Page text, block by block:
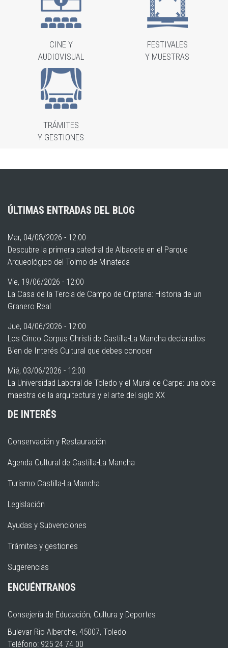
CINE Y
AUDIOVISUAL
FESTIVALES
Y MUESTRAS
TRÁMITES
Y GESTIONES
ÚLTIMAS ENTRADAS DEL BLOG
Mar, 04/08/2026 - 12:00
Descubre la primera catedral de Albacete en el Parque
Arqueológico del Tolmo de Minateda
Vie, 19/06/2026 - 12:00
La Casa de la Tercia de Campo de Criptana: Historia de un
Granero Real
Jue, 04/06/2026 - 12:00
Los Cinco Corpus Christi de Castilla-La Mancha declarados
Bien de Interés Cultural que debes conocer
Mié, 03/06/2026 - 12:00
La Universidad Laboral de Toledo y el Mural de Carpe: una obra
maestra de la arquitectura y el arte del siglo XX
DE INTERÉS
Conservación y Restauración
Agenda Cultural de Castilla-La Mancha
Turismo Castilla-La Mancha
Legislación
Ayudas y Subvenciones
Trámites y gestiones
Sugerencias
ENCUÉNTRANOS
Consejería de Educación, Cultura y Deportes
Bulevar Rio Alberche, 45007, Toledo
Teléfono: 925 24 74 00